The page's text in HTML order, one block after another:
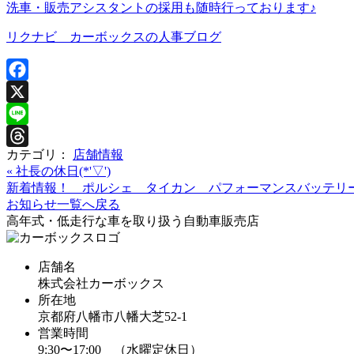
洗車・販売アシスタントの採用も随時行っております♪
リクナビ カーボックスの人事ブログ
Facebook
X
Line
Threads
カテゴリ：
店舗情報
« 社長の休日(*'▽')
新着情報！ ポルシェ タイカン パフォーマンスバッテリ
お知らせ一覧へ戻る
高年式・低走行な車を取り扱う自動車販売店
店舗名
株式会社カーボックス
所在地
京都府八幡市八幡大芝52-1
営業時間
9:30〜17:00 （水曜定休日）